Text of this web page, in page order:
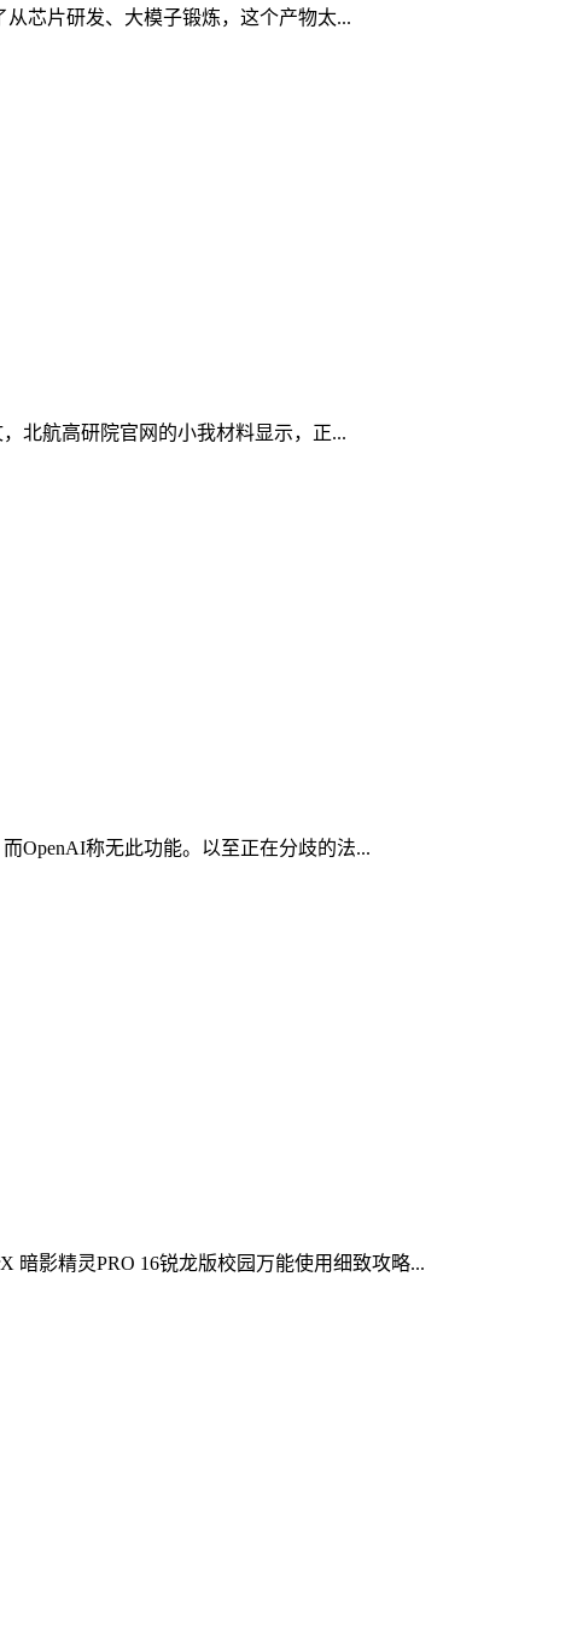
芯片研发、大模子锻炼，这个产物太...
北航高研院官网的小我材料显示，正...
OpenAI称无此功能。以至正在分歧的法...
暗影精灵PRO 16锐龙版校园万能使用细致攻略...